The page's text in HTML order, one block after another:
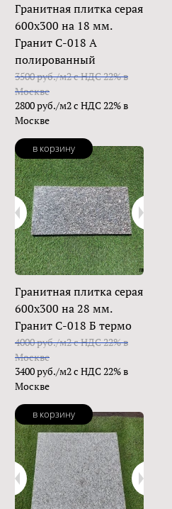
Гранитная плитка серая
600х300 на 18 мм.
Гранит С-018 А
полированный
3500 руб./м2 с НДС 22% в
Москве
2800 руб./м2 с НДС 22% в
Москве
в корзину
Гранитная плитка серая
600х300 на 28 мм.
Гранит С-018 Б термо
4000 руб./м2 с НДС 22% в
Москве
3400 руб./м2 с НДС 22% в
Москве
в корзину